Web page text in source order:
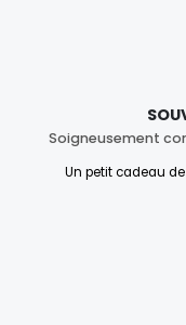
Soigneusement
Un petit cadeau